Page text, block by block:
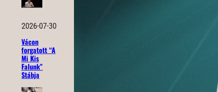
2026-07-30
Vácon
forgatott “A
Mi Kis
Falunk”
Stábja